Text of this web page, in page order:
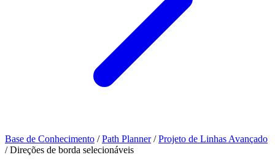
Base de Conhecimento / Path Planner / Projeto de Linhas Avançado
/ Direções de borda selecionáveis